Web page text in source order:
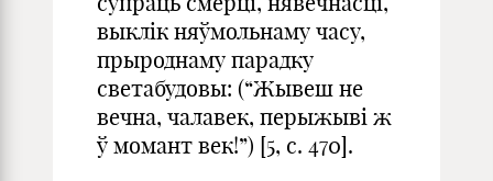
выклік няўмольнаму часу,
прыроднаму парадку
светабудовы: (“Жывеш не
вечна, чалавек, перыжыві ж
ў момант век!”) [5, с. 470].